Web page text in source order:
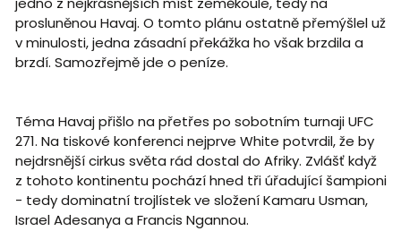
prosluněnou Havaj. O tomto plánu ostatně přemýšlel už
v minulosti, jedna zásadní překážka ho však brzdila a
brzdí. Samozřejmě jde o peníze.
Téma Havaj přišlo na přetřes po sobotním turnaji UFC
271. Na tiskové konferenci nejprve White potvrdil, že by
nejdrsnější cirkus světa rád dostal do Afriky. Zvlášť když
z tohoto kontinentu pochází hned tři úřadující šampioni
- tedy dominatní trojlístek ve složení Kamaru Usman,
Israel Adesanya a Francis Ngannou.